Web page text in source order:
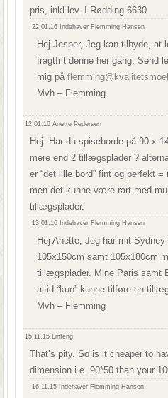
pris, inkl lev. I Rødding 6630
22.01.16 Indehaver Flemming Hansen
Hej Jesper, Jeg kan tilbyde, at
fragtfrit denne her gang. Send
mig på
Mvh – Flemming
12.01.16Anette Pedersen
Hej. Har du spiseborde på 90 x
mere end 2 tillægsplader ?
er “det lille bord” fint og perfekt
men det kunne være rart med
tillægsplader.
13.01.16 Indehaver Flemming Hansen
Hej Anette, Jeg har mit
105x150cm samt 105x180cm
tillægsplader. Mine Paris samt
altid “kun” kunne tilføre en
Mvh – Flemming
15.11.15 Linfeng
That’s pity. So is it cheaper to
dimension i.e. 90*50 than your
16.11.15 Indehaver Flemming Hansen